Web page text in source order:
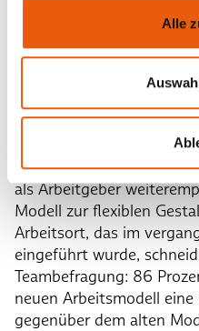
Alle
Unsere Ergebnisse
90 Prozent der
an der Befragung
„Alles in allem kann ich
guter Arbeitsplatz“ –
als Arbeitgeber
Modell zur flexiblen
Arbeitsort, das im
eingeführt wurde,
Teambefragung: 86
neuen Arbeitsmodell eine
gegenüber dem alten